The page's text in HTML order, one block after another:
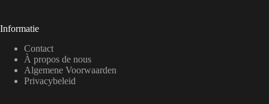
Informatie
Contact
À propos de nous
Algemene Voorwaarden
Privacybeleid